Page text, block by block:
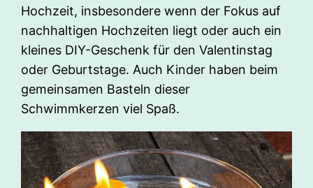
Hochzeit, insbesondere wenn der Fokus auf
nachhaltigen Hochzeiten liegt oder auch ein
kleines DIY-Geschenk für den Valentinstag
oder Geburtstage. Auch Kinder haben beim
gemeinsamen Basteln dieser
Schwimmkerzen viel Spaß.